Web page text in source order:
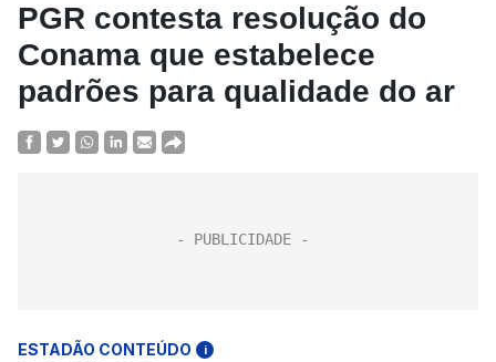
PGR contesta resolução do
Conama que estabelece
padrões para qualidade do ar
ESTADÃO CONTEÚDO i